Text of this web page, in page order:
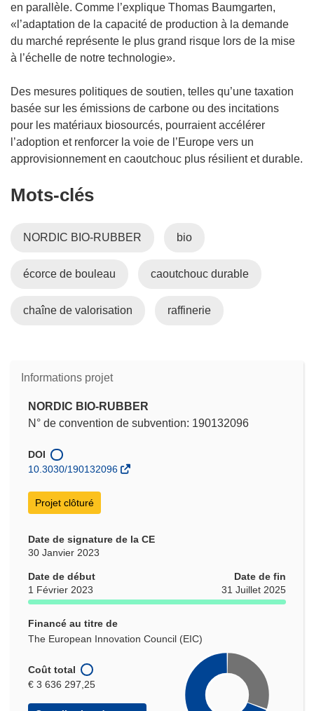
en parallèle. Comme l’explique Thomas Baumgarten,
«l’adaptation de la capacité de production à la demande
du marché représente le plus grand risque lors de la mise
à l’échelle de notre technologie».
Des mesures politiques de soutien, telles qu’une taxation
basée sur les émissions de carbone ou des incitations
pour les matériaux biosourcés, pourraient accélérer
l’adoption et renforcer la voie de l’Europe vers un
approvisionnement en caoutchouc plus résilient et durable.
Mots‑clés
NORDIC BIO-RUBBER bio
écorce de bouleau caoutchouc durable
chaîne de valorisation raffinerie
Informations projet
NORDIC BIO-RUBBER
N° de convention de subvention: 190132096
DOI
10.3030/190132096
Projet clôturé
Date de signature de la CE
30 Janvier 2023
Date de début
1 Février 2023
Date de fin
31 Juillet 2025
Financé au titre de
The European Innovation Council (EIC)
Coût total
€ 3 636 297,25